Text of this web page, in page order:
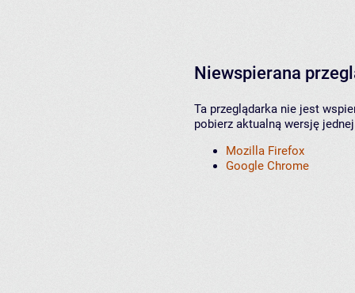
Niewspierana
Ta przeglądarka nie jest
pobierz aktualną wersję
Mozilla Firefox
Google Chrome